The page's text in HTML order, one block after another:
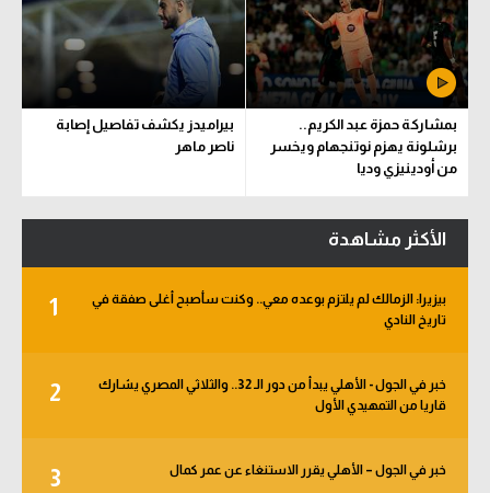
بمشاركة حمزة عبد الكريم..
برشلونة يهزم نوتنجهام ويخسر
من أودينيزي وديا
بيراميدز يكشف تفاصيل إصابة
ناصر ماهر
الأكثر مشاهدة
1
بيزيرا: الزمالك لم يلتزم بوعده معي.. وكنت سأصبح أغلى صفقة في
تاريخ النادي
2
خبر في الجول - الأهلي يبدأ من دور الـ 32.. والثلاثي المصري يشارك
قاريا من التمهيدي الأول
3 خبر في الجول – الأهلي يقرر الاستنغاء عن عمر كمال